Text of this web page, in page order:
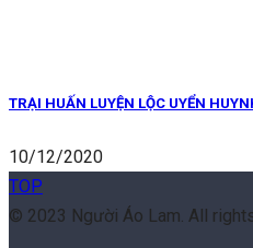
TRẠI HUẤN LUYỆN LỘC UYỂN
10/12/2020
TOP
© 2023 Người Áo Lam. All